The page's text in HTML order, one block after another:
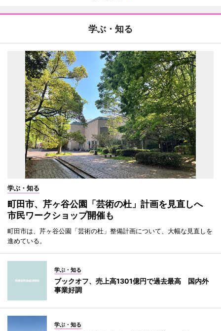
学ぶ・知る
学ぶ・知る
町田市、芹ヶ谷公園「芸術の杜」計画を見直しへ
市民ワークショップ開催も
町田市は、芹ヶ谷公園「芸術の杜」整備計画について、大幅な見直しを
進めている。
学ぶ・知る
ブックオフ、売上高1301億円で過去最高 国内外
事業好調
学ぶ・知る